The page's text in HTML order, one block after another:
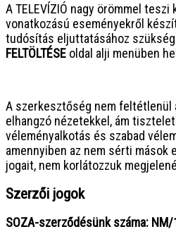
A TELEVÍZIÓ nagy örömmel teszi
vonatkozású eseményekről
tudósítás eljuttatásához
FELTÖLTÉSE oldal alji menüben
A szerkesztőség nem feltétlenül
elhangzó nézetekkel, ám
véleményalkotás és szabad
amennyiben az nem sérti mások
jogait, nem korlátozzuk
Szerzői jogok
SOZA-szerződésünk száma: